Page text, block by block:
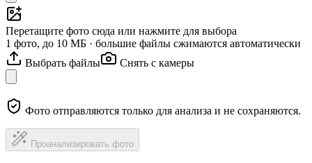
Перетащите фото сюда или нажмите для выбора
1 фото, до 10 МБ · большие файлы сжимаются автоматически
Выбрать файлы
Снять с камеры
Фото отправляются только для анализа и не сохраняются.
Проанализировать фото